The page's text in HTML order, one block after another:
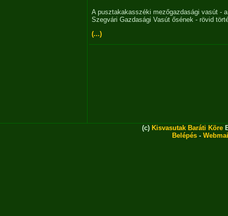
A pusztakakasszéki mezőgazdasági vasút - a
Szegvári Gazdasági Vasút ősének - rövid
(...)
(c) Kisvasutak Baráti Köre
Belépés -